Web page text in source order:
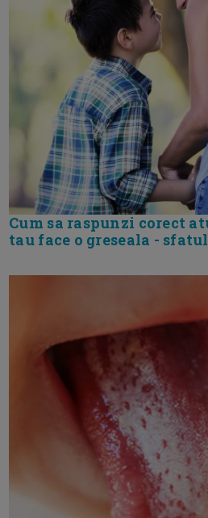
Cum sa raspunzi corect
tau face o greseala -